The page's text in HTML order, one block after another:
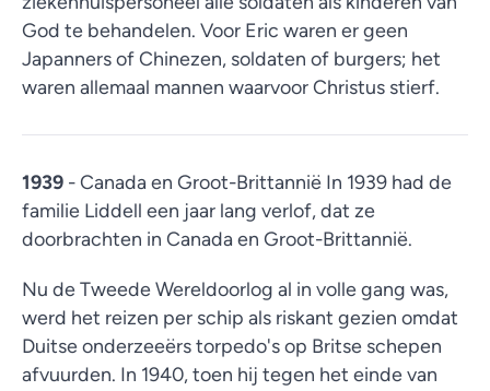
God te behandelen. Voor Eric waren er geen
Japanners of Chinezen, soldaten of burgers; het
waren allemaal mannen waarvoor Christus stierf.
1939 - Canada en Groot-Brittannië In 1939 had de
familie Liddell een jaar lang verlof, dat ze
doorbrachten in Canada en Groot-Brittannië.
Nu de Tweede Wereldoorlog al in volle gang was,
werd het reizen per schip als riskant gezien omdat
Duitse onderzeeërs torpedo's op Britse schepen
afvuurden. In 1940, toen hij tegen het einde van